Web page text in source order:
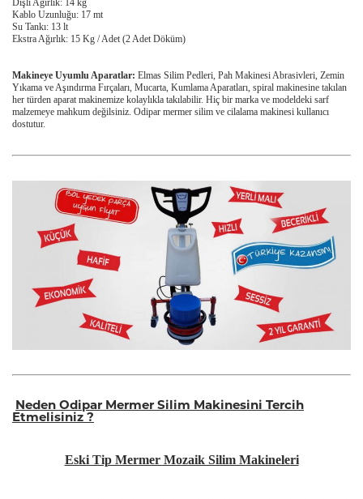
Dişli Ağırlık: 14 kg
Kablo Uzunluğu: 17 mt
Su Tankı: 13 lt
Ekstra Ağırlık: 15 Kg / Adet (2 Adet Döküm)
Makineye Uyumlu Aparatlar: Elmas Silim Pedleri, Pah Makinesi Abrasivleri, Zemin
Yıkama ve Aşındırma Fırçaları, Mucarta, Kumlama Aparatları, spiral makinesine takılan
her türden aparat makinemize kolaylıkla takılabilir. Hiç bir marka ve modeldeki sarf
malzemeye mahkum değilsiniz. Odipar mermer silim ve cilalama makinesi kullanıcı
dostutur.
Neden Odipar Mermer Silim Makinesini Tercih
Etmelisiniz ?
Eski Tip Mermer Mozaik Silim Makineleri